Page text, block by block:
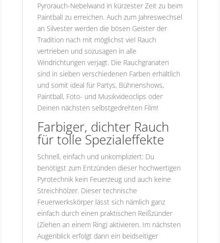
Pyrorauch-Nebelwand in kürzester Zeit zu beim
Paintball zu erreichen. Auch zum Jahreswechsel
an Silvester werden die bösen Geister der
Tradition nach mit möglichst viel Rauch
vertrieben und sozusagen in alle
Windrichtungen verjagt. Die Rauchgranaten
sind in sieben verschiedenen Farben erhältlich
und somit ideal für Partys, Bühnenshows,
Paintball, Foto- und Musikvideoclips oder
Deinen nächsten selbstgedrehten Film!
Farbiger, dichter Rauch
für tolle Spezialeffekte
Schnell, einfach und unkompliziert: Du
benötigst zum Entzünden dieser hochwertigen
Pyrotechnik kein Feuerzeug und auch keine
Streichhölzer. Dieser technische
Feuerwerkskörper lässt sich nämlich ganz
einfach durch einen praktischen Reißzünder
(Ziehen an einem Ring) aktivieren. Im nächsten
Augenblick erfolgt dann ein beidseitiger